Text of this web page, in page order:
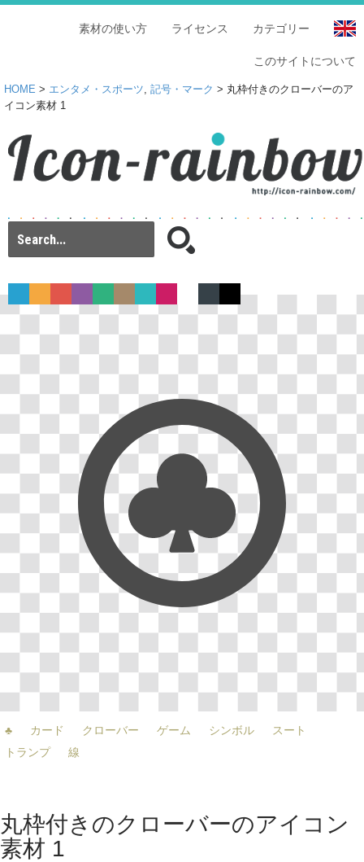
カテゴリー
ライセンス
素材の使い方
このサイトについて
HOME > エンタメ・スポーツ, 記号・マーク > 丸枠付きのクローバーのア
イコン素材 1
♣ カード クローバー ゲーム シンボル
スート
トランプ
線
丸枠付きのクローバーのアイコン
素材 1